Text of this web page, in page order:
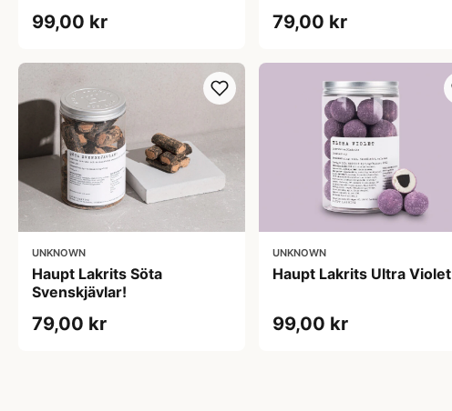
99,00 kr 79,00 kr
UNKNOWN
Haupt Lakrits Söta
Svenskjävlar!
79,00 kr
UNKNOWN
Haupt Lakrits Ultra Violet
99,00 kr